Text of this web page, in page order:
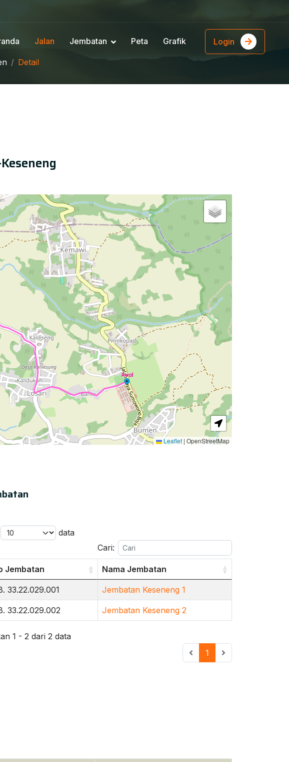
Jalan Jembatan Peta Grafik Login
Detail
Leaflet | OpenStreetMap
data
Cari:
Jembatan Nama Jembatan
33.22.029.001 Jembatan Keseneng 1
33.22.029.002 Jembatan Keseneng 2
1 - 2 dari 2 data
1